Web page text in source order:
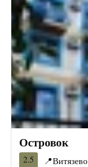
Островок
2.5 📍Витязево